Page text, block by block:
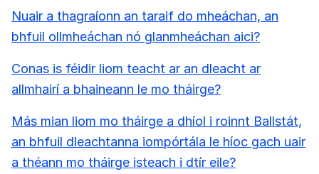
Nuair a thagraíonn an taraif do mheáchan, an
bhfuil ollmheáchan nó glanmheáchan aici?
Conas is féidir liom teacht ar an dleacht ar
allmhairí a bhaineann le mo tháirge?
Más mian liom mo tháirge a dhíol i roinnt Ballstát,
an bhfuil dleachtanna iompórtála le híoc gach uair
a théann mo tháirge isteach i dtír eile?